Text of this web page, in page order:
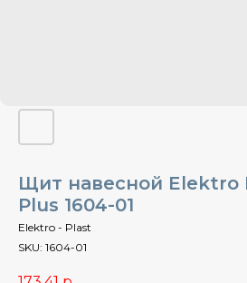
Щит навесной Elektro
Plus 1604-01
Elektro - Plast
SKU: 1604-01